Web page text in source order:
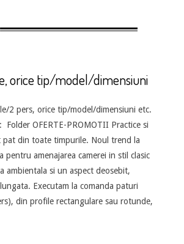
orice tip/model/dimensiuni
2 pers, orice tip/model/dimensiuni etc.
OFERTE-PROMOTII Practice si
pat din toate timpurile. Noul trend la
pentru amenajarea camerei in stil clasic
ambientala si un aspect deosebit,
Executam la comanda paturi
din profile rectangulare sau rotunde,